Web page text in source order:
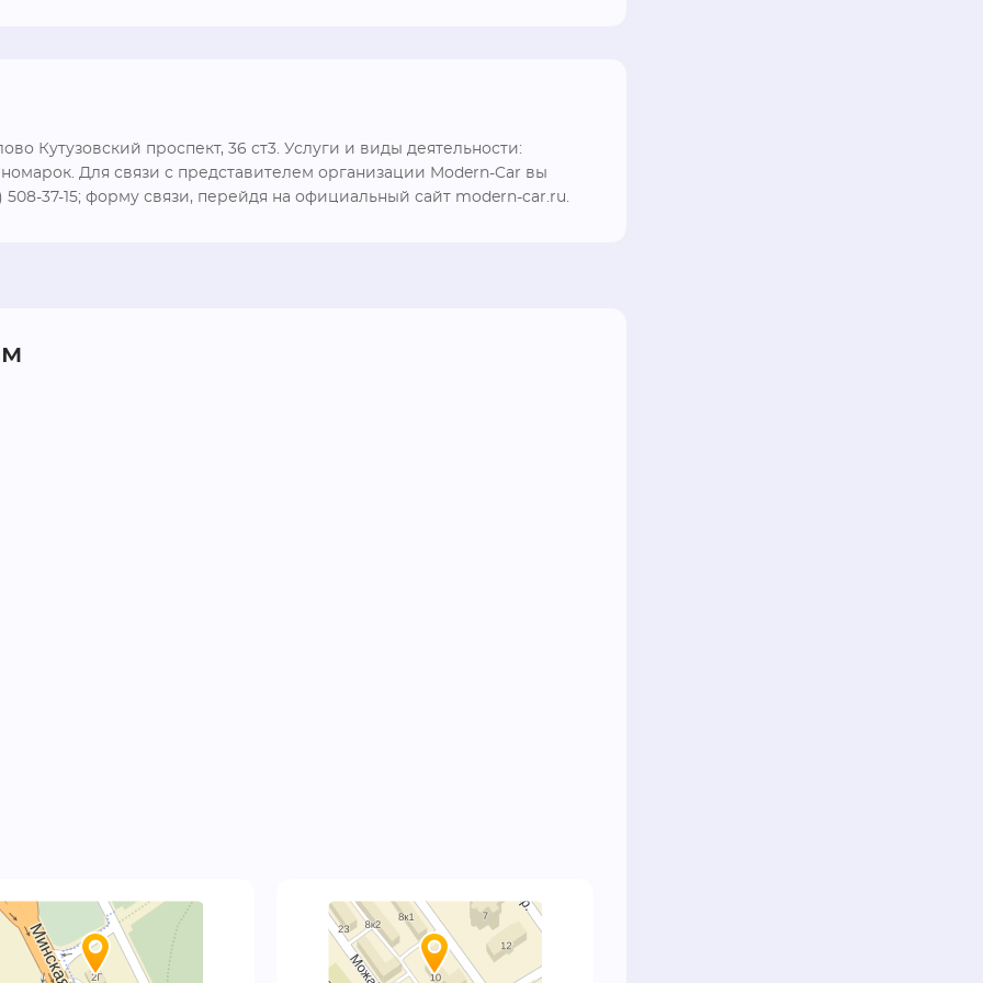
Кутузовский проспект, 36 ст3. Услуги и виды деятельности:
Для связи с представителем организации Modern-Car вы
37-15; форму связи, перейдя на официальный сайт modern-car.ru.